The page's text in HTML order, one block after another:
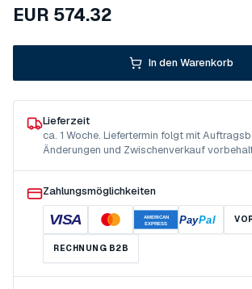
EUR 574.32
In den Warenkorb
Lieferzeit
ca. 1 Woche. Liefertermin folgt mit
Änderungen und Zwischenverkauf
Zahlungsmöglichkeiten
VISA
AMERICAN
EXPRESS
PayPal
RECHNUNG B2B